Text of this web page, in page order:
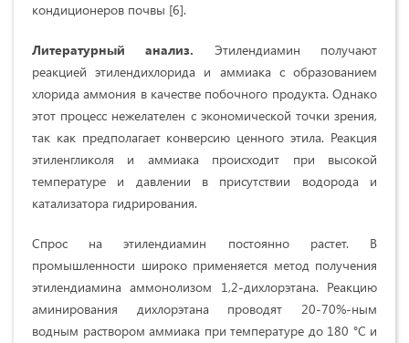
кондиционеров почвы [6].
Литературный анализ. Этилендиамин получают
реакцией этилендихлорида и аммиака с образованием
хлорида аммония в качестве побочного продукта. Однако
этот процесс нежелателен с экономической точки зрения,
так как предполагает конверсию ценного этила. Реакция
этиленгликоля и аммиака происходит при высокой
температуре и давлении в присутствии водорода и
катализатора гидрирования.
Спрос на этилендиамин постоянно растет. В
промышленности широко применяется метод получения
этилендиамина аммонолизом 1,2-дихлорэтана. Реакцию
аминирования дихлорэтана проводят 20-70%-ным
водным раствором аммиака при температуре до 180 °С и